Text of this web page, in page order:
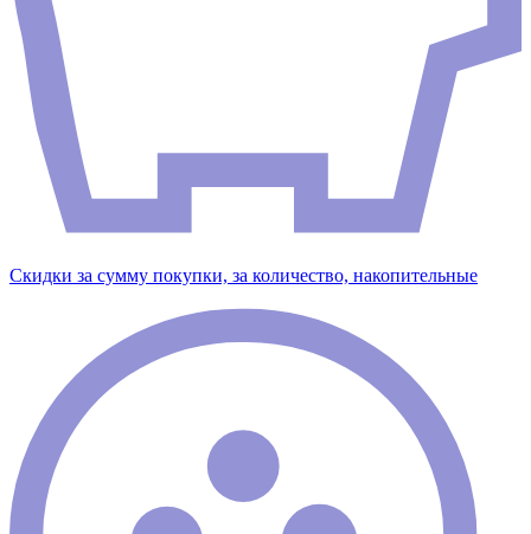
Скидки за сумму покупки, за количество, накопительные